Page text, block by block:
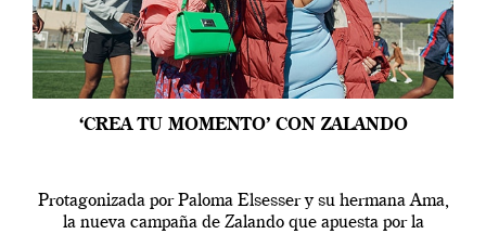
‘CREA TU MOMENTO’ CON ZALANDO
Protagonizada por Paloma Elsesser y su hermana Ama,
la nueva campaña de Zalando que apuesta por la